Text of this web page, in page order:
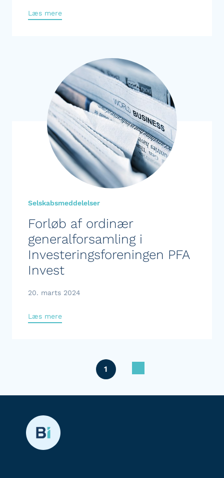
Læs mere
Selskabsmeddelelser
Forløb af ordinær
generalforsamling i
Investeringsforeningen PFA
Invest
20. marts 2024
Læs mere
1